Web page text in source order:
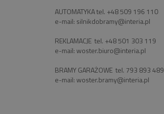
AUTOMATYKA tel. +48 509 196 110
e-mail: silnikdobramy@interia.pl
REKLAMACJE tel. +48 501 303 119
e-mail:woster.biuro@interia.pl
BRAMY GARAŻOWE tel. 793 893 489
e-mail:woster.bramy@interia.pl